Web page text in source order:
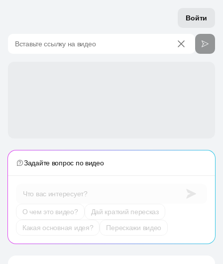
Войти
Вставьте ссылку на видео
Задайте вопрос по видео
Что вас интересует?
О чем это видео?
Дай краткий пересказ
Какая основная идея?
Перескажи видео